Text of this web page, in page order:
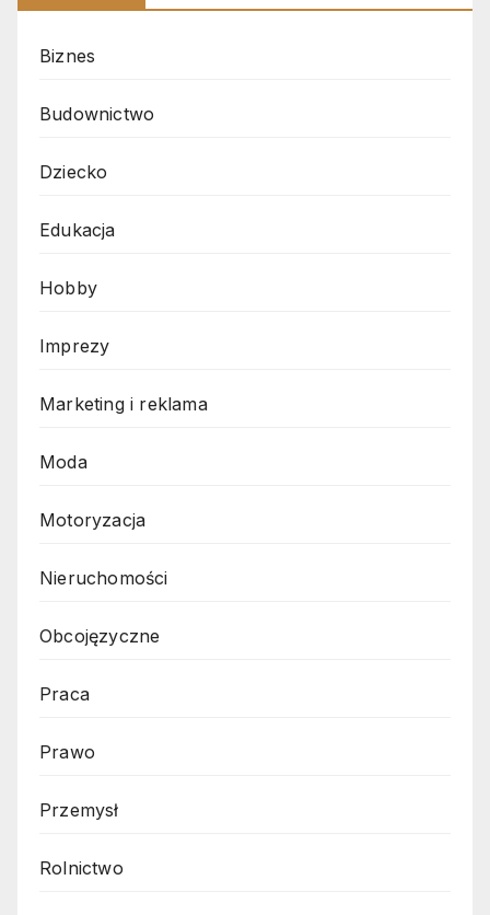
Biznes
Budownictwo
Dziecko
Edukacja
Hobby
Imprezy
Marketing i reklama
Moda
Motoryzacja
Nieruchomości
Obcojęzyczne
Praca
Prawo
Przemysł
Rolnictwo